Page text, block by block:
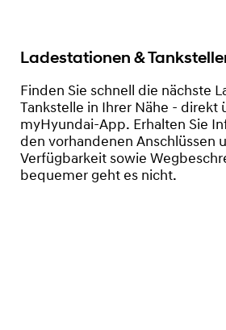
Ladestationen &
Finden Sie schnell die nächste
Tankstelle in Ihrer Nähe - direkt
myHyundai-App. Erhalten Sie
den vorhandenen Anschlüssen
Verfügbarkeit sowie
bequemer geht es nicht.